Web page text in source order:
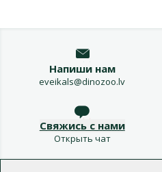
Напиши нам
eveikals@dinozoo.lv
Свяжись с нами
Открыть чат